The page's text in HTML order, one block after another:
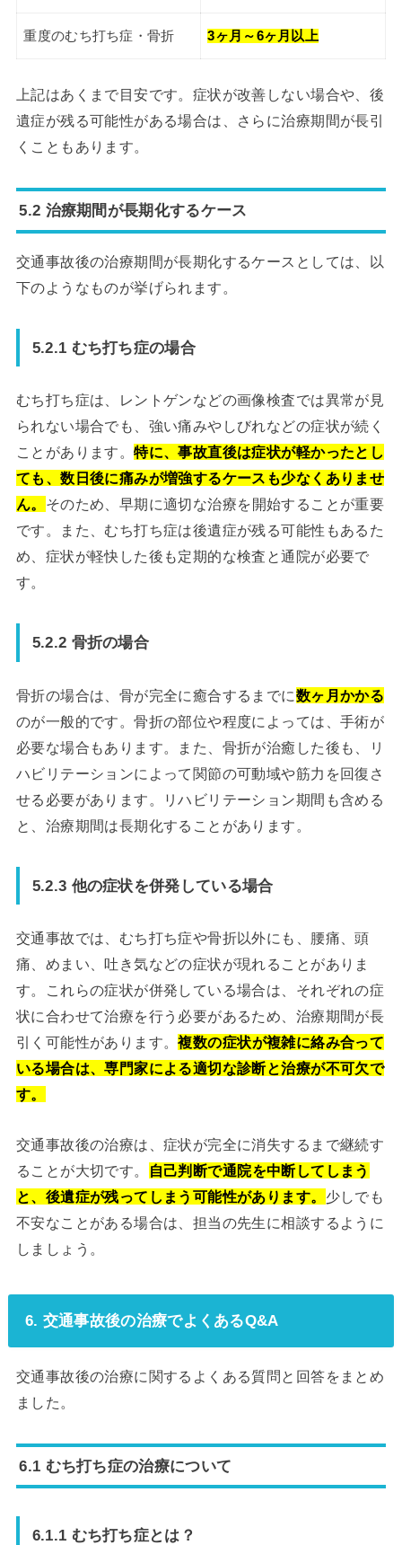
重度のむち打ち症・骨折 3ヶ月～6ヶ月以上
上記はあくまで目安です。症状が改善しない場合や、後
遺症が残る可能性がある場合は、さらに治療期間が長引
くこともあります。
5.2 治療期間が長期化するケース
交通事故後の治療期間が長期化するケースとしては、以
下のようなものが挙げられます。
5.2.1 むち打ち症の場合
むち打ち症は、レントゲンなどの画像検査では異常が見
られない場合でも、強い痛みやしびれなどの症状が続く
ことがあります。特に、事故直後は症状が軽かったとし
ても、数日後に痛みが増強するケースも少なくありませ
ん。 そのため、早期に適切な治療を開始することが重要
です。また、むち打ち症は後遺症が残る可能性もあるた
め、症状が軽快した後も定期的な検査と通院が必要で
す。
5.2.2 骨折の場合
骨折の場合は、骨が完全に癒合するまでに数ヶ月かかる
のが一般的です。骨折の部位や程度によっては、手術が
必要な場合もあります。また、骨折が治癒した後も、リ
ハビリテーションによって関節の可動域や筋力を回復さ
せる必要があります。リハビリテーション期間も含める
と、治療期間は長期化することがあります。
5.2.3 他の症状を併発している場合
交通事故では、むち打ち症や骨折以外にも、腰痛、頭
痛、めまい、吐き気などの症状が現れることがありま
す。これらの症状が併発している場合は、それぞれの症
状に合わせて治療を行う必要があるため、治療期間が長
引く可能性があります。複数の症状が複雑に絡み合って
いる場合は、専門家による適切な診断と治療が不可欠で
す。
交通事故後の治療は、症状が完全に消失するまで継続す
ることが大切です。
自己判断で通院を中断してしまう
と、後遺症が残ってしまう可能性があります。 少しでも
不安なことがある場合は、担当の先生に相談するように
しましょう。
6. 交通事故後の治療でよくあるQ&A
交通事故後の治療に関するよくある質問と回答をまとめ
ました。
6.1 むち打ち症の治療について
6.1.1 むち打ち症とは？